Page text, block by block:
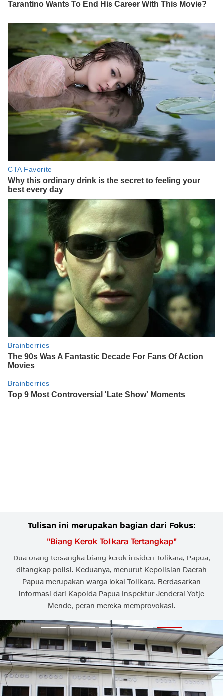
Tulisan ini merupakan bagian dari Fokus:
"Biang Kerok Tolikara Tertangkap"
Dua orang tersangka biang kerok insiden Tolikara, Papua,
ditangkap polisi. Keduanya, menurut Kepolisian Daerah
Papua merupakan warga lokal Tolikara. Berdasarkan
informasi dari Kapolda Papua Inspektur Jenderal Yotje
Mende, peran mereka memprovokasi.